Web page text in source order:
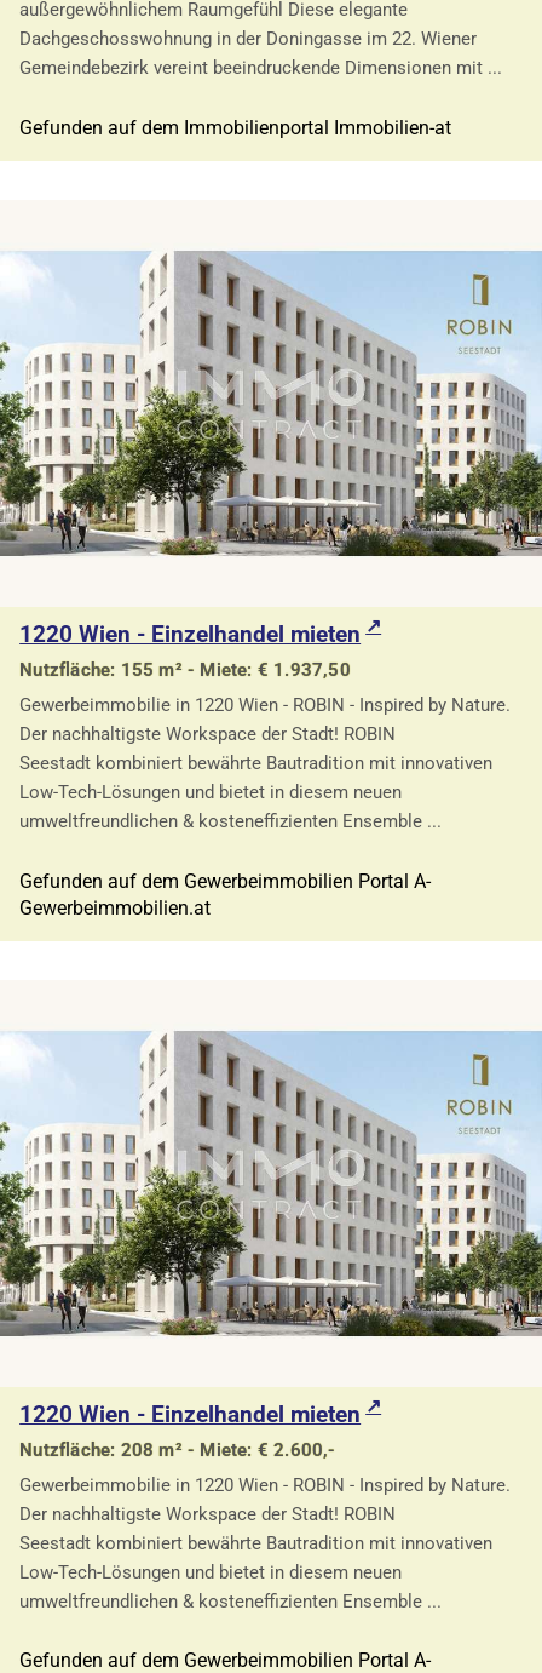
außergewöhnlichem Raumgefühl Diese elegante
Dachgeschosswohnung in der Doningasse im 22. Wiener
Gemeindebezirk vereint beeindruckende Dimensionen mit ...
Gefunden auf dem Immobilienportal Immobilien-at
1220 Wien - Einzelhandel mieten
Nutzfläche: 155 m² - Miete: € 1.937,50
Gewerbeimmobilie in 1220 Wien - ROBIN - Inspired by Nature.
Der nachhaltigste Workspace der Stadt! ROBIN
Seestadt kombiniert bewährte Bautradition mit innovativen
Low-Tech-Lösungen und bietet in diesem neuen
umweltfreundlichen & kosteneffizienten Ensemble ...
Gefunden auf dem Gewerbeimmobilien Portal A-
Gewerbeimmobilien.at
1220 Wien - Einzelhandel mieten
Nutzfläche: 208 m² - Miete: € 2.600,-
Gewerbeimmobilie in 1220 Wien - ROBIN - Inspired by Nature.
Der nachhaltigste Workspace der Stadt! ROBIN
Seestadt kombiniert bewährte Bautradition mit innovativen
Low-Tech-Lösungen und bietet in diesem neuen
umweltfreundlichen & kosteneffizienten Ensemble ...
Gefunden auf dem Gewerbeimmobilien Portal A-